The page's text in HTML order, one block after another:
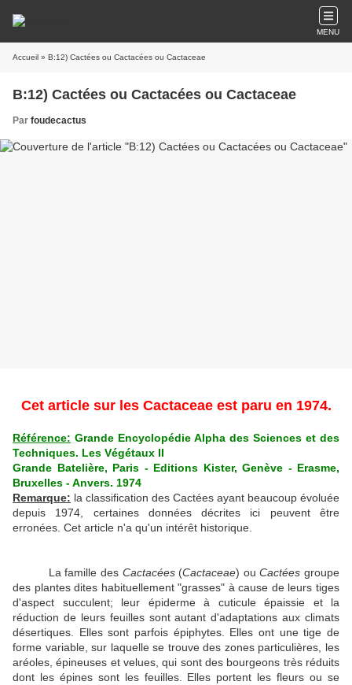
MENU
Accueil » B:12) Cactées ou Cactacées ou Cactaceae
B:12) Cactées ou Cactacées ou Cactaceae
Par foudecactus
Cet article sur les Cactaceae est paru en 1974.
Référence: Grande Encyclopédie Alpha des Sciences et des
Techniques. Les Végétaux II
Grande Batelière, Paris - Editions Kister, Genève - Erasme,
Bruxelles - Anvers. 1974
Remarque: la classification des Cactées ayant beaucoup évoluée
depuis 1974, certaines données décrites ici peuvent être
erronées. Cet article n'a qu'un intérêt historique.
La famille des Cactacées(Cactaceae) ouCactées groupe
des plantes dites habituellement "grasses" à cause de leurs tiges
d'aspect succulent; leur épiderme à cuticule épaissie et la
réduction de leurs feuilles sont autant d'adaptations aux climats
désertiques. Elles sont parfois épiphytes. Elles ont une tige de
forme variable, sur laquelle se trouve des zones particulières, les
aréoles, épineuses et velues, qui sont des bourgeons très réduits
dont les épines sont les feuilles. Elles portent les fleurs ou se